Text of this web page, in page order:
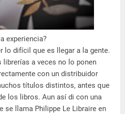
experiencia?
lo difícil que es llegar a la gente.
librerías a veces no lo ponen
con un distribuidor
títulos distintos, antes que
los libros. Aun así di con una
se llama Philippe Le Libraire en